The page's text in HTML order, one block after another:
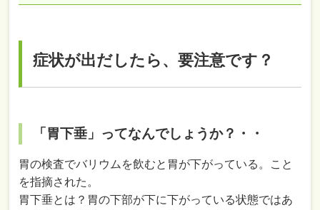
症状が出だしたら、要注意です？
「胃下垂」ってなんでしょうか？・・
胃の検査でバリウムを飲むと胃が下がっている。こと
を指摘された。
胃下垂とは？胃の下部が下に下がっている状態ではあ